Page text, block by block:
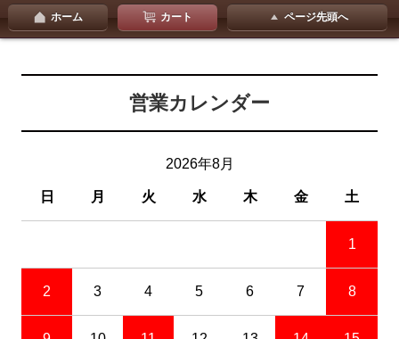
ホーム カート ページ先頭へ
営業カレンダー
2026年8月
日 月 火 水 木 金 土
1
2 3 4 5 6 7 8